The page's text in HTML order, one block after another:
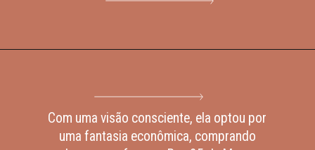
Com uma visão consciente, ela optou por
uma fantasia econômica, comprando